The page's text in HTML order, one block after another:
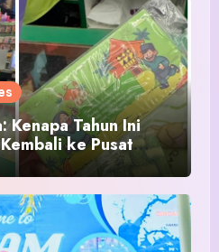
Kenapa Tahun Ini
ke Pusat